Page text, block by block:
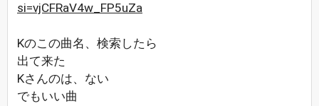
si=vjCFRaV4w_FP5uZa
Kのこの曲名、検索したら
出て来た
Kさんのは、ない
でもいい曲